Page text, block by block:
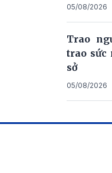
05/08/2026
Trao
trao sức
sở
05/08/2026